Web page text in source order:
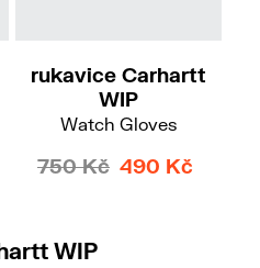
rukavice Carhartt
WIP
Watch Gloves
750 Kč 490 Kč
WIP